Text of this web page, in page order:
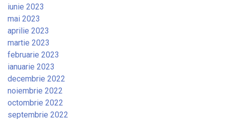
iunie 2023
mai 2023
aprilie 2023
martie 2023
februarie 2023
ianuarie 2023
decembrie 2022
noiembrie 2022
octombrie 2022
septembrie 2022